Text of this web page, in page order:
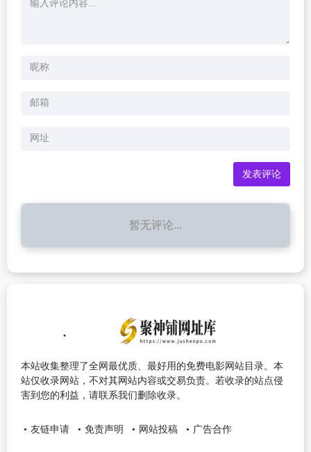
暂无评论...
本站收集整理了全网最优质、最好用的免费电影网站目录。本
站仅收录网站，不对其网站内容或交易负责。若收录的站点侵
害到您的利益，请联系我们删除收录。
友链申请 免责声明 网站投稿 广告合作